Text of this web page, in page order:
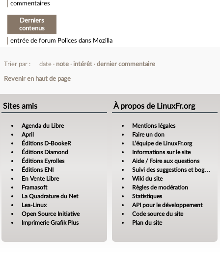
commentaires
Derniers
contenus
entrée de forum Polices dans Mozilla
Trier par : date note intérêt dernier commentaire
Revenir en haut de page
Sites amis
Agenda du Libre
April
Éditions D-BookeR
Éditions Diamond
Éditions Eyrolles
Éditions ENI
En Vente Libre
Framasoft
La Quadrature du Net
Lea-Linux
Open Source Initiative
Imprimerie Grafik Plus
À propos de LinuxFr.org
Mentions légales
Faire un don
L’équipe de LinuxFr.org
Informations sur le site
Aide / Foire aux questions
Suivi des suggestions et bogues
Wiki du site
Règles de modération
Statistiques
API pour le développement
Code source du site
Plan du site